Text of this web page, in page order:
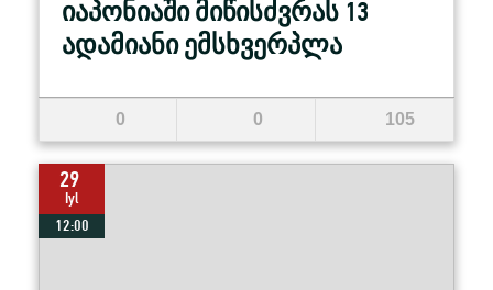
იაპონიაში მიწისძვრას 13
ადამიანი ემსხვერპლა
0 0 105
29
Iyl
12:00